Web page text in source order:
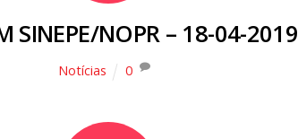
SINEPE/NOPR – 18-04-2019
Notícias 0